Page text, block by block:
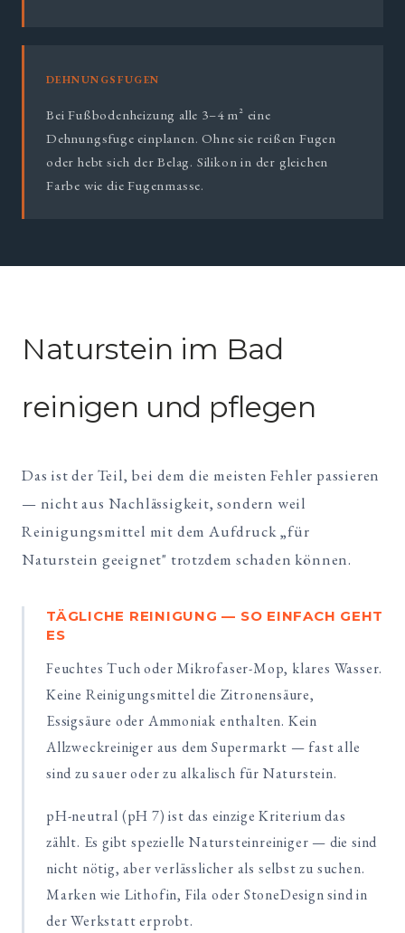
DEHNUNGSFUGEN
Bei Fußbodenheizung alle 3–4 m² eine
Dehnungsfuge einplanen. Ohne sie reißen Fugen
oder hebt sich der Belag. Silikon in der gleichen
Farbe wie die Fugenmasse.
Naturstein im Bad
reinigen und pflegen
Das ist der Teil, bei dem die meisten Fehler passieren
— nicht aus Nachlässigkeit, sondern weil
Reinigungsmittel mit dem Aufdruck „für
Naturstein geeignet" trotzdem schaden können.
TÄGLICHE REINIGUNG — SO EINFACH GEHT
ES
Feuchtes Tuch oder Mikrofaser-Mop, klares Wasser.
Keine Reinigungsmittel die Zitronensäure,
Essigsäure oder Ammoniak enthalten. Kein
Allzweckreiniger aus dem Supermarkt — fast alle
sind zu sauer oder zu alkalisch für Naturstein.
pH-neutral (pH 7) ist das einzige Kriterium das
zählt. Es gibt spezielle Natursteinreiniger — die sind
nicht nötig, aber verlässlicher als selbst zu suchen.
Marken wie Lithofin, Fila oder StoneDesign sind in
der Werkstatt erprobt.